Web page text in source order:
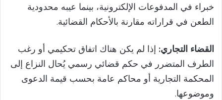
خبراء في المدفوعات الإلكترونية، بينما عيبه محدودية
الطعن في قراراته مقارنة بالأحكام القضائية.
القضاء التجاري: إذا لم يكن هناك اتفاق تحكيمي أو رغب
الطرف المتضرر في حكم قضائي رسمي يُحال النزاع إلى
المحكمة التجارية أو محاكم عامة بحسب قيمة الدعوى
وموضوعها.